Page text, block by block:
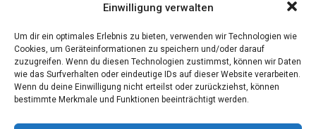
Einwilligung verwalten
Um dir ein optimales Erlebnis zu bieten, verwenden wir Technologien wie
Cookies, um Geräteinformationen zu speichern und/oder darauf
zuzugreifen. Wenn du diesen Technologien zustimmst, können wir Daten
wie das Surfverhalten oder eindeutige IDs auf dieser Website verarbeiten.
Wenn du deine Einwilligung nicht erteilst oder zurückziehst, können
bestimmte Merkmale und Funktionen beeinträchtigt werden.
NEWS
Wahl-O-Mat zur Bun­des­tags­
wahl 2021